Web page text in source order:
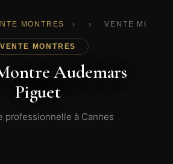
MONTRES › › VENTE
VENTE MONTRES
Audemars
Piguet
professionnelle à Cannes